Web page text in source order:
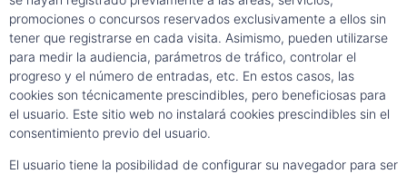
promociones o concursos reservados exclusivamente a ellos sin
tener que registrarse en cada visita. Asimismo, pueden utilizarse
para medir la audiencia, parámetros de tráfico, controlar el
progreso y el número de entradas, etc. En estos casos, las
cookies son técnicamente prescindibles, pero beneficiosas para
el usuario. Este sitio web no instalará cookies prescindibles sin el
consentimiento previo del usuario.
El usuario tiene la posibilidad de configurar su navegador para ser